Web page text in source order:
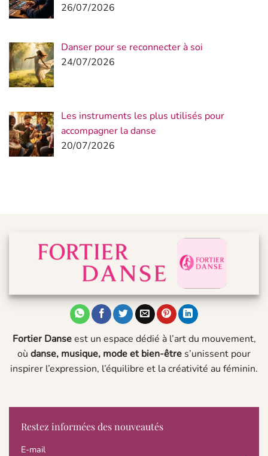
26/07/2026
Danser pour se reconnecter à soi
24/07/2026
Les instruments les plus utilisés pour
accompagner la danse
20/07/2026
Fortier Danseest un espace dédié à l’art du mouvement,
où danse, musique, mode et bien-être s’unissent pour
inspirer l’expression, l’équilibre et la créativité au féminin.
Restez informées des nouveautés
E-mail